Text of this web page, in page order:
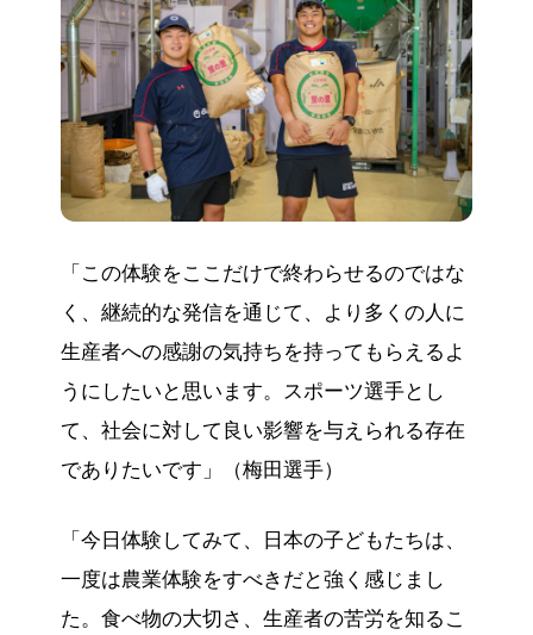
「この体験をここだけで終わらせるのではな
く、継続的な発信を通じて、より多くの人に
生産者への感謝の気持ちを持ってもらえるよ
うにしたいと思います。スポーツ選手とし
て、社会に対して良い影響を与えられる存在
でありたいです」（梅田選手）
「今日体験してみて、日本の子どもたちは、
一度は農業体験をすべきだと強く感じまし
た。食べ物の大切さ、生産者の苦労を知るこ